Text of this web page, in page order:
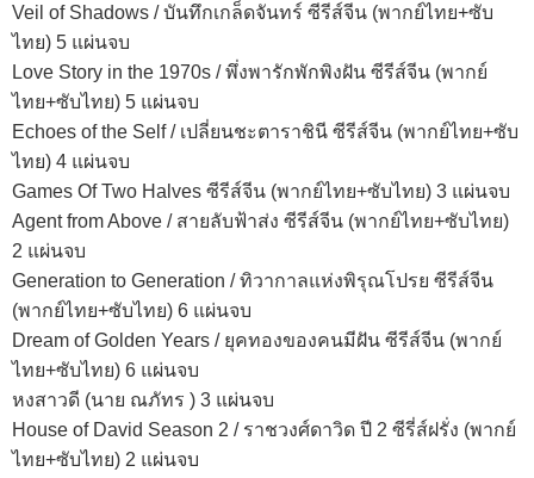
Veil of Shadows / บันทึกเกล็ดจันทร์ ซีรีส์จีน (พากย์ไทย+ซับ
ไทย) 5 แผ่นจบ
Love Story in the 1970s / พึ่งพารักพักพิงฝัน ซีรีส์จีน (พากย์
ไทย+ซับไทย) 5 แผ่นจบ
Echoes of the Self / เปลี่ยนชะตาราชินี ซีรีส์จีน (พากย์ไทย+ซับ
ไทย) 4 แผ่นจบ
Games Of Two Halves ซีรีส์จีน (พากย์ไทย+ซับไทย) 3 แผ่นจบ
Agent from Above / สายลับฟ้าส่ง ซีรีส์จีน (พากย์ไทย+ซับไทย)
2 แผ่นจบ
Generation to Generation / ทิวากาลแห่งพิรุณโปรย ซีรีส์จีน
(พากย์ไทย+ซับไทย) 6 แผ่นจบ
Dream of Golden Years / ยุคทองของคนมีฝัน ซีรีส์จีน (พากย์
ไทย+ซับไทย) 6 แผ่นจบ
หงสาวดี (นาย ณภัทร ) 3 แผ่นจบ
House of David Season 2 / ราชวงศ์ดาวิด ปี 2 ซีรี่ส์ฝรั่ง (พากย์
ไทย+ซับไทย) 2 แผ่นจบ